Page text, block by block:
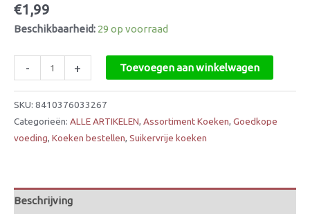
€1,99
Beschikbaarheid: 29 op voorraad
- + Toevoegen aan winkelwagen
SKU: 8410376033267
Categorieën: ALLE ARTIKELEN, Assortiment Koeken, Goedkope
voeding, Koeken bestellen, Suikervrije koeken
Beschrijving